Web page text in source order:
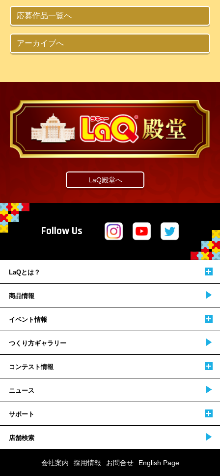
応募作品一覧へ
アーカイブへ
LaQ殿堂へ
Follow Us
LaQとは？
商品情報
イベント情報
つくり方ギャラリー
コンテスト情報
ニュース
サポート
店舗検索
会社案内 採用情報 お問合せ English Page